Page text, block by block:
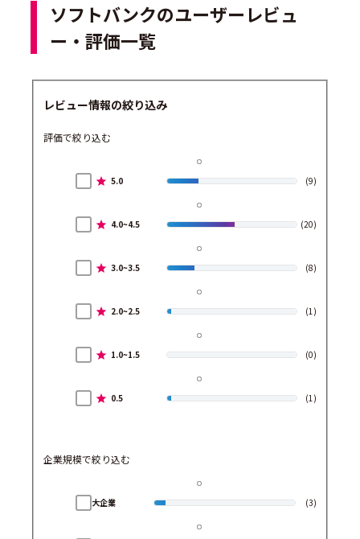
ソフトバンクのユーザーレビュ
ー・評価一覧
レビュー情報の絞り込み
評価で絞り込む
5.0 (9)
4.0~4.5 (20)
3.0~3.5 (8)
2.0~2.5 (1)
1.0~1.5 (0)
0.5 (1)
企業規模で絞り込む
大企業 (3)